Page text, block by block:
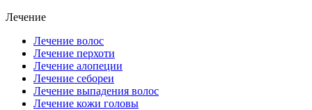
Лечение
Лечение волос
Лечение перхоти
Лечение алопеции
Лечение себореи
Лечение выпадения волос
Лечение кожи головы